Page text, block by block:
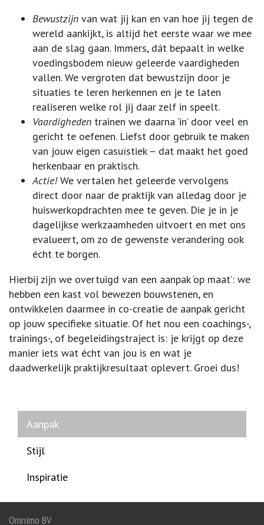
Aanpak
Stijl
Inspiratie
Bewustzijn van wat jij kan en van hoe jij tegen de
wereld aankijkt, is altijd het eerste waar we mee
aan de slag gaan. Immers, dát bepaalt in welke
voedingsbodem nieuw geleerde vaardigheden
vallen. We vergroten dat bewustzijn door je
situaties te leren herkennen en je te laten
realiseren welke rol jij daar zelf in speelt.
Vaardigheden trainen we daarna ‘in’ door veel en
gericht te oefenen. Liefst door gebruik te maken
van jouw eigen casuïstiek – dat maakt het goed
herkenbaar en praktisch.
Actie!We vertalen het geleerde vervolgens
direct door naar de praktijk van alledag door je
huiswerkopdrachten mee te geven. Die je in je
dagelijkse werkzaamheden uitvoert en met ons
evalueert, om zo de gewenste verandering ook
écht te borgen.
Hierbij zijn we overtuigd van een aanpak ‘op maat’: we
hebben een kast vol bewezen bouwstenen, en
ontwikkelen daarmee in co-creatie de aanpak gericht
op jouw specifieke situatie. Of het nou een coachings-,
trainings-, of begeleidingstraject is: je krijgt op deze
manier iets wat écht van jou is en wat je
daadwerkelijk praktijkresultaat oplevert. Groei dus!
Omnimo BV